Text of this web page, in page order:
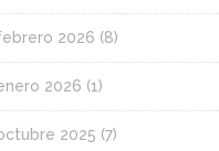
2026 (8)
2026 (1)
2025 (7)